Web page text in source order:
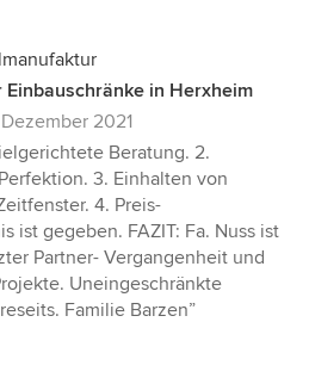
in Herxheim
2021
Beratung. 2.
3. Einhalten von
4. Preis-
ist gegeben. FAZIT: Fa. Nuss ist
Partner- Vergangenheit und
Uneingeschränkte
Familie Barzen”